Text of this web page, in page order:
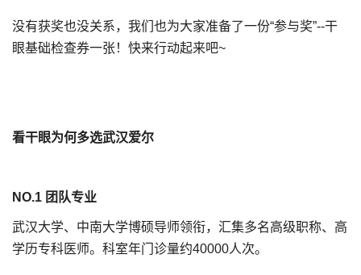
没有获奖也没关系，我们也为大家准备了一份“参与奖”--干
眼基础检查券一张！快来行动起来吧~
看干眼为何多选武汉爱尔
NO.1 团队专业
武汉大学、中南大学博硕导师领衔，汇集多名高级职称、高
学历专科医师。科室年门诊量约40000人次。